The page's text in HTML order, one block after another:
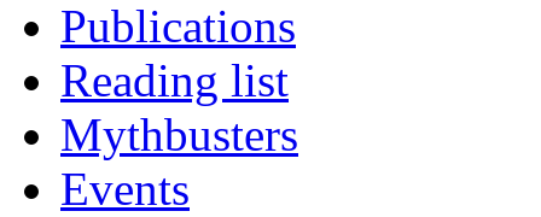
Publications
Reading list
Mythbusters
Events